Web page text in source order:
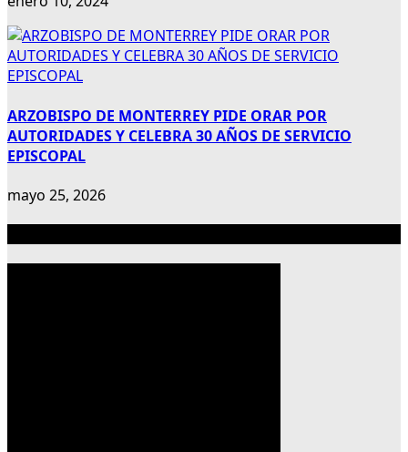
ARZOBISPO DE MONTERREY PIDE ORAR POR
AUTORIDADES Y CELEBRA 30 AÑOS DE SERVICIO
EPISCOPAL
mayo 25, 2026